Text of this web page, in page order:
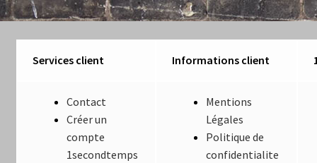
Les Collections
Luminaires
Mon compte
Nautilus – Tome 1 – Les Machines Fondatrices
Services client Informations client
Contact
Créer un
compte
1secondtemps
Mentions
Légales
Politique de
confidentialite